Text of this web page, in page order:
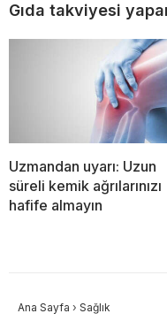
Gıda takviyesi
Uzmandan uyarı: Uzun
süreli kemik ağrılarınızı
hafife almayın
Ana Sayfa › Sağlık